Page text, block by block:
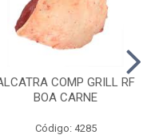
COMP GRILL RF
BOA CARNE
Código: 4285